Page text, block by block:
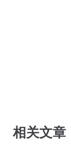
相关文章